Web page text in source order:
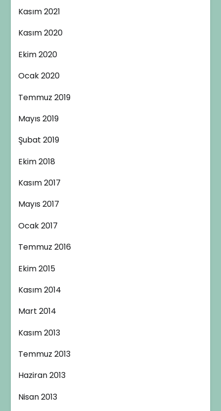
Kasım 2021
Kasım 2020
Ekim 2020
Ocak 2020
Temmuz 2019
Mayıs 2019
Şubat 2019
Ekim 2018
Kasım 2017
Mayıs 2017
Ocak 2017
Temmuz 2016
Ekim 2015
Kasım 2014
Mart 2014
Kasım 2013
Temmuz 2013
Haziran 2013
Nisan 2013